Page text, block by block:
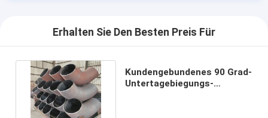
Erhalten Sie Den Besten Preis Für
Kundengebundenes 90 Grad-
Untertagebiegungs-